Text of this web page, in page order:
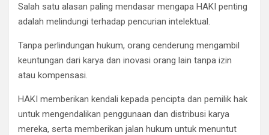
Salah satu alasan paling mendasar mengapa HAKI penting
adalah melindungi terhadap pencurian intelektual.
Tanpa perlindungan hukum, orang cenderung mengambil
keuntungan dari karya dan inovasi orang lain tanpa izin
atau kompensasi.
HAKI memberikan kendali kepada pencipta dan pemilik hak
untuk mengendalikan penggunaan dan distribusi karya
mereka, serta memberikan jalan hukum untuk menuntut